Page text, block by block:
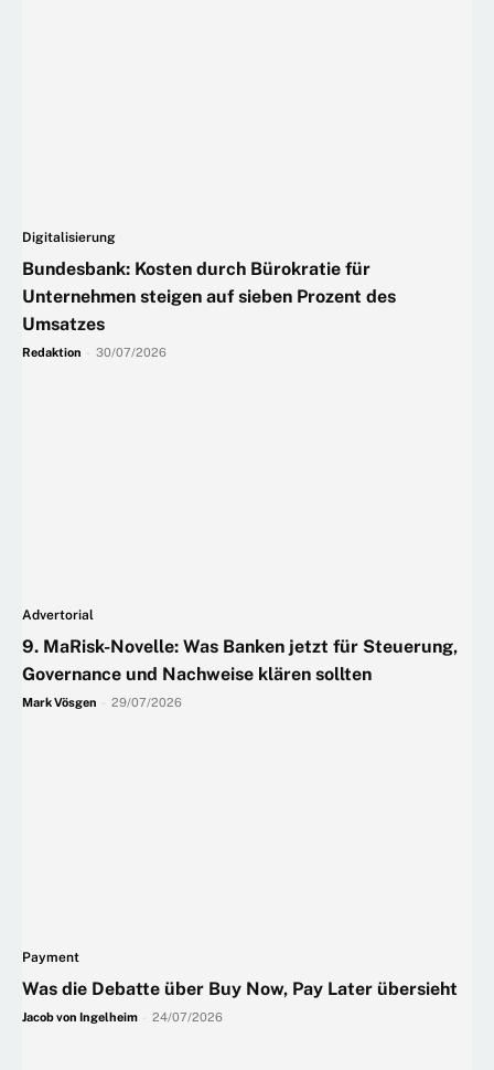
Digitalisierung
Bundesbank: Kosten durch Bürokratie für
Unternehmen steigen auf sieben Prozent des
Umsatzes
Redaktion 30/07/2026
Advertorial
9. MaRisk-Novelle: Was Banken jetzt für Steuerung,
Governance und Nachweise klären sollten
Mark Vösgen 29/07/2026
Payment
Was die Debatte über Buy Now, Pay Later übersieht
Jacob von Ingelheim 24/07/2026